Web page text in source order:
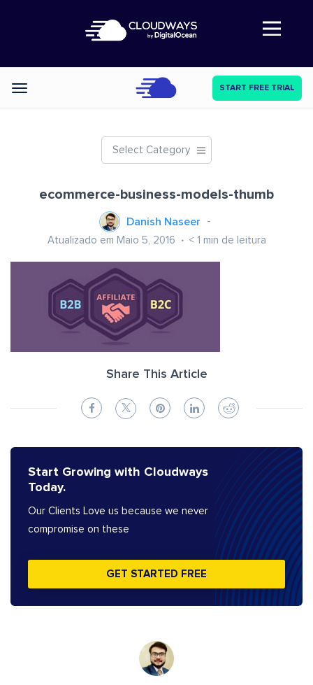
Abre a navegação
Categories START FREE TRIAL
Select Category
ecommerce-business-models-thumb
Danish Naseer
Atualizado em Maio 5, 2016 < 1 min de leitura
Share This Article
Start Growing with Cloudways
Today.
Our Clients Love us because we never
compromise on these
GET STARTED FREE